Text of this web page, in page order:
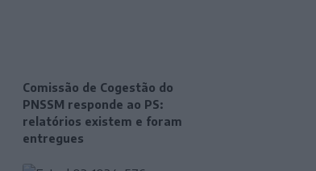
Comissão de Cogestão do
PNSSM responde ao PS:
relatórios existem e foram
entregues